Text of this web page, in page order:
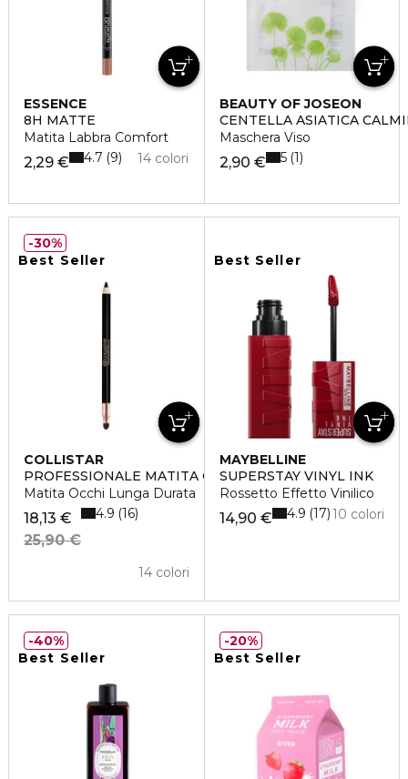
ESSENCE
8H MATTE
Matita Labbra Comfort
2,29 € 14 colori
4.7 9
BEAUTY OF JOSEON
CENTELLA ASIATICA
Maschera Viso
2,90 € 5 1
Best Seller
COLLISTAR
PROFESSIONALE MATITA OCCHI
Matita Occhi Lunga Durata
18,13 €
25,90 €
14 colori
4.9 16
30%
Best Seller
MAYBELLINE
SUPERSTAY VINYL INK
Rossetto Effetto Vinilico
14,90 € 10 colori
4.9 17
Best Seller
40%
Best Seller
20%